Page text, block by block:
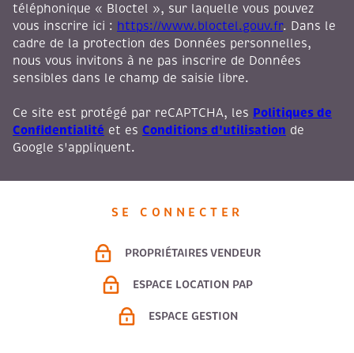
téléphonique « Bloctel », sur laquelle vous pouvez
vous inscrire ici : https://www.bloctel.gouv.fr. Dans le
cadre de la protection des Données personnelles,
nous vous invitons à ne pas inscrire de Données
sensibles dans le champ de saisie libre.
Ce site est protégé par reCAPTCHA, les Politiques de
Confidentialité et es Conditions d'utilisation de
Google s'appliquent.
SE CONNECTER
PROPRIÉTAIRES VENDEUR
ESPACE LOCATION PAP
ESPACE GESTION